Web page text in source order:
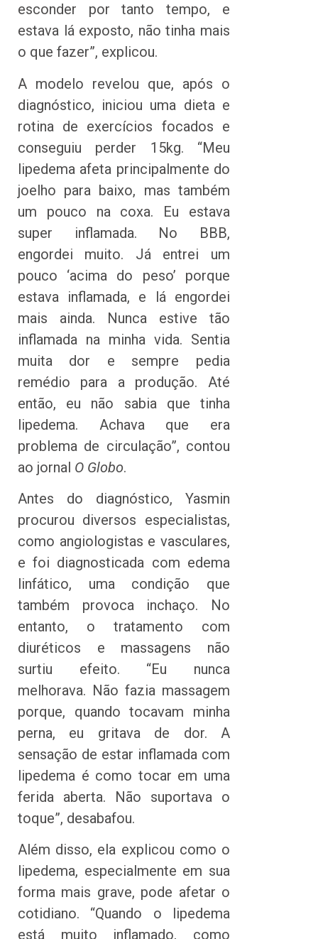
esconder por tanto tempo, e
estava lá exposto, não tinha mais
o que fazer”, explicou.
A modelo revelou que, após o
diagnóstico, iniciou uma dieta e
rotina de exercícios focados e
conseguiu perder 15kg. “Meu
lipedema afeta principalmente do
joelho para baixo, mas também
um pouco na coxa. Eu estava
super inflamada. No BBB,
engordei muito. Já entrei um
pouco ‘acima do peso’ porque
estava inflamada, e lá engordei
mais ainda. Nunca estive tão
inflamada na minha vida. Sentia
muita dor e sempre pedia
remédio para a produção. Até
então, eu não sabia que tinha
lipedema. Achava que era
problema de circulação”, contou
ao jornal O Globo.
Antes do diagnóstico, Yasmin
procurou diversos especialistas,
como angiologistas e vasculares,
e foi diagnosticada com edema
linfático, uma condição que
também provoca inchaço. No
entanto, o tratamento com
diuréticos e massagens não
surtiu efeito. “Eu nunca
melhorava. Não fazia massagem
porque, quando tocavam minha
perna, eu gritava de dor. A
sensação de estar inflamada com
lipedema é como tocar em uma
ferida aberta. Não suportava o
toque”, desabafou.
Além disso, ela explicou como o
lipedema, especialmente em sua
forma mais grave, pode afetar o
cotidiano. “Quando o lipedema
está muito inflamado, como